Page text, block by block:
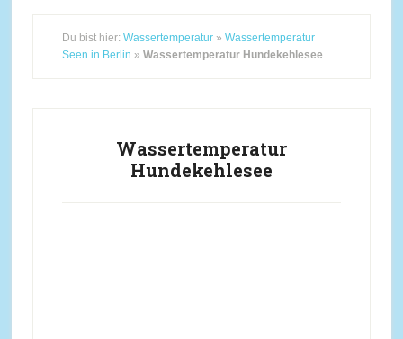
Du bist hier: Wassertemperatur» Wassertemperatur
Seen in Berlin » Wassertemperatur Hundekehlesee
Wassertemperatur
Hundekehlesee